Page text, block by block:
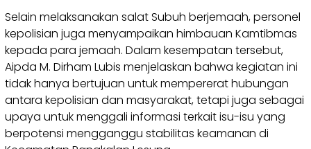
Selain melaksanakan salat Subuh berjemaah, personel
kepolisian juga menyampaikan himbauan Kamtibmas
kepada para jemaah. Dalam kesempatan tersebut,
Aipda M. Dirham Lubis menjelaskan bahwa kegiatan ini
tidak hanya bertujuan untuk mempererat hubungan
antara kepolisian dan masyarakat, tetapi juga sebagai
upaya untuk menggali informasi terkait isu-isu yang
berpotensi mengganggu stabilitas keamanan di